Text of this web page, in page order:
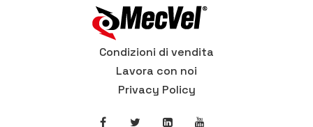
Condizioni di vendita
Lavora con noi
Privacy Policy